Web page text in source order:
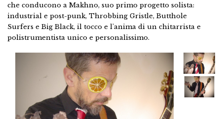
che conducono a Makhno, suo primo progetto solista:
industrial e post-punk, Throbbing Gristle, Butthole
Surfers e Big Black, il tocco e l'anima di un chitarrista e
polistrumentista unico e personalissimo.